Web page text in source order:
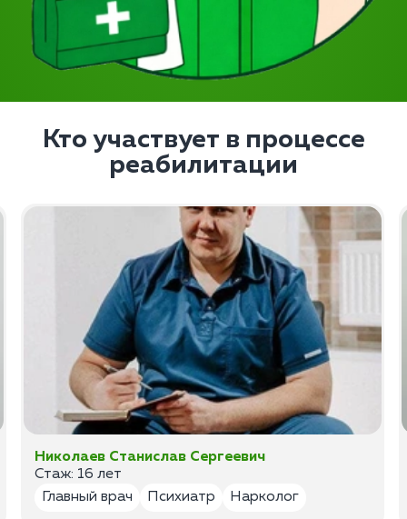
Кто участвует в процессе
реабилитации
Николаев Станислав Сергеевич
Стаж: 16 лет
Главный врач
Психиатр Нарколог